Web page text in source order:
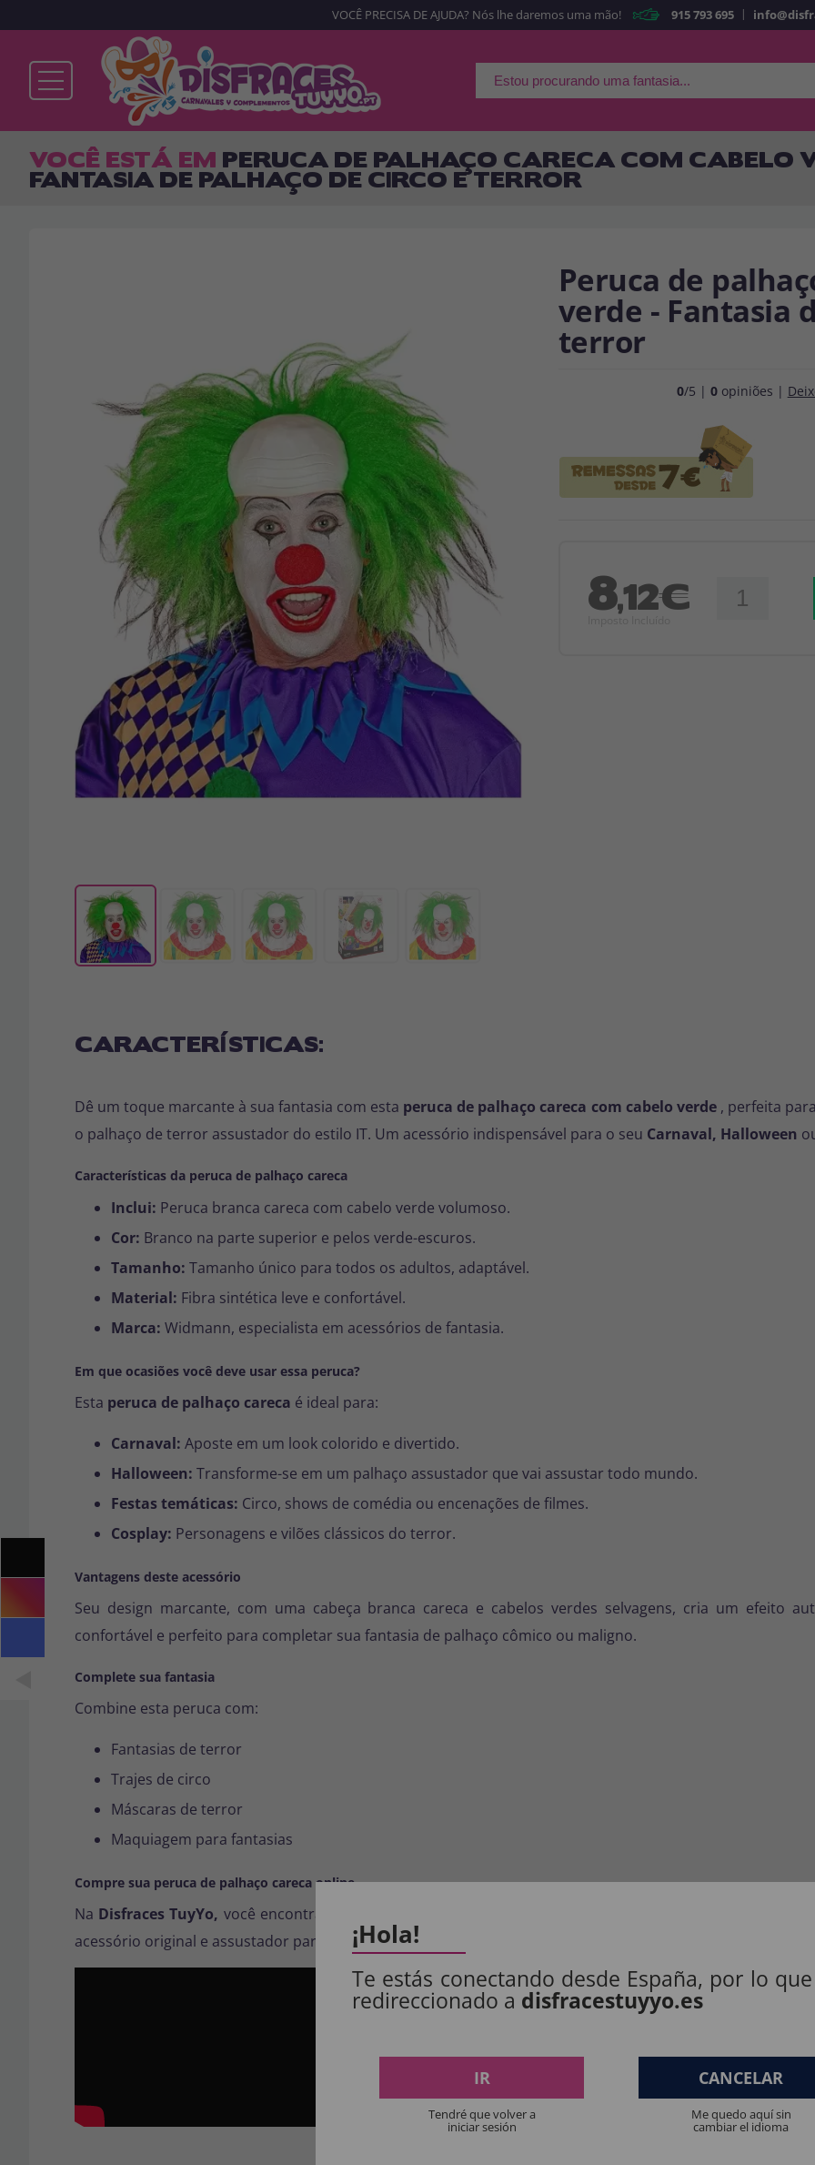
Já sou cliente Sou
suas operações
VOCÊ PRECISA DE AJUDA? Nós lhe daremos uma mão! 915 793 695 |
VOCÊ ESTÁ EM PERUCA DE PALHAÇO CARECA COM CABELO
FANTASIA DE PALHAÇO DE CIRCO E TERROR
Peruca de
verde - Fantasia
terror
0/5 | 0opiniões |
8,12€
CARACTERÍSTICAS:
Dê um toque marcante à sua fantasia com esta peruca de palhaço careca com cabelo verde, perfeita
o palhaço de terror assustador do estilo IT. Um acessório indispensável para o seu Carnaval, Halloween
Características da peruca de palhaço careca
Inclui: Peruca branca careca com cabelo verde volumoso.
Cor: Branco na parte superior e pelos verde-escuros.
Tamanho: Tamanho único para todos os adultos, adaptável.
Material: Fibra sintética leve e confortável.
Marca: Widmann, especialista em acessórios de fantasia.
Em que ocasiões você deve usar essa peruca?
Esta peruca de palhaço careca é ideal para:
Carnaval: Aposte em um look colorido e divertido.
Halloween: Transforme-se em um palhaço assustador que vai assustar todo mundo.
Festas temáticas: Circo, shows de comédia ou encenações de filmes.
Cosplay: Personagens e vilões clássicos do terror.
Vantagens deste acessório
Seu design marcante, com uma cabeça branca careca e cabelos verdes selvagens, cria um efeito
confortável e perfeito para completar sua fantasia de palhaço cômico ou maligno.
Complete sua fantasia
Combine esta peruca com:
Fantasias de terror
Trajes de circo
Máscaras de terror
Maquiagem para fantasias
Compre sua peruca de palhaço careca online
Na Disfraces TuyYo, você encontra a
pelo melhor preço.
acessório original e assustador para o Halloween, Carnaval ou qualquer festa temática.
¡Hola!
Te estás conectando desde España, por lo
redireccionado a disfracestuyyo.es
IR
Tendré que volver a
iniciar sesión
CANCELAR
Me quedo aquí sin
cambiar el idioma